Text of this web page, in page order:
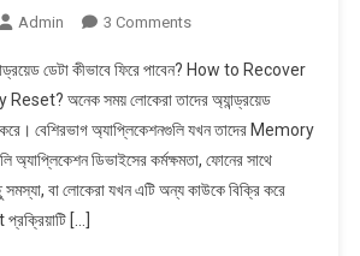
Admin 3 CommentsOn
রিসেটের
পরে
অ্যান্ড্রয়েড
ডেটা
কীভাবে
ডেটা কীভাবে ফিরে পাবেন? How to Recover
অনেক সময় লোকেরা তাদের অ্যান্ড্রয়েড
করে। বেশিরভাগ অ্যাপ্লিকেশনগুলি যখন তাদের Memory
অ্যাপ্লিকেশন ডিভাইসের কর্মক্ষমতা, ফোনের সাথে
সমস্যা, বা লোকেরা যখন এটি অন্য কাউকে বিক্রি করে
[…]